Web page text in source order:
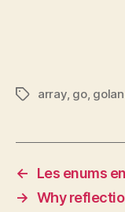
Étiquettes
array, go,
←
Les enums
→ Why